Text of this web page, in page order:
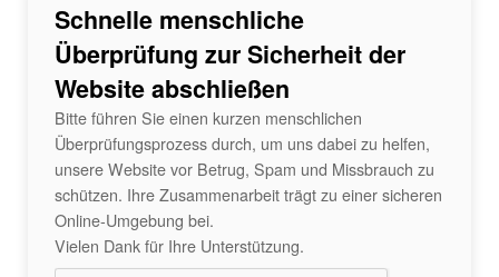
Schnelle menschliche
Überprüfung zur Sicherheit der
Website abschließen
Bitte führen Sie einen kurzen menschlichen
Überprüfungsprozess durch, um uns dabei zu helfen,
unsere Website vor Betrug, Spam und Missbrauch zu
schützen. Ihre Zusammenarbeit trägt zu einer sicheren
Online-Umgebung bei.
Vielen Dank für Ihre Unterstützung.